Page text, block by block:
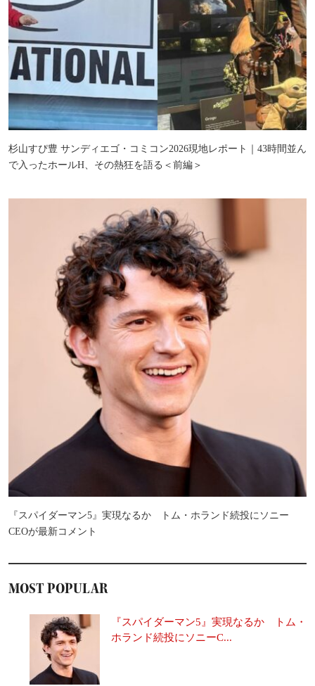
杉山すぴ豊 サンディエゴ・コミコン2026現地レポート｜43時間並ん
で入ったホールH、その熱狂を語る＜前編＞
『スパイダーマン5』実現なるか トム・ホランド続投にソニー
CEOが最新コメント
MOST POPULAR
『スパイダーマン5』実現なるか トム・
ホランド続投にソニーC...